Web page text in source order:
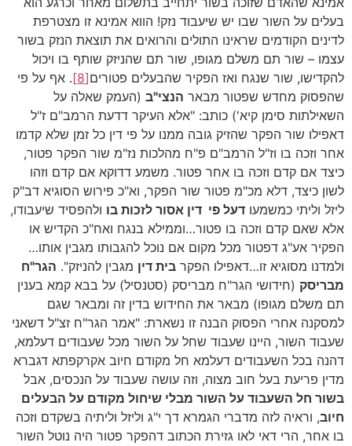
בעלים על השור שבו יש שיעבוד נזק! הווא אמינא זו מצטרפת
לדינים הקודמים שראינו התולים והרואים את תוצאת הנזק בשור
עצמו – שור תם משלם מגופו, שור תם שהניזק שותף בו ויכול
להקדישו, שור שנגח ואז הפקיר שהבעלים פטורים[8]
. אף על פי
שהפסוק מחדש שפטור מבאר הנצי"ב (העמק שאלה על
השאילתות סימן קיא') כותב: "אלא העיקר דדעת הרמב"ם ז"ל
דאפילו שור הפקר שהזיק גובה ממנו על פי דין כל זמן שלא קדמו
אחר וזכה בו וז"ל הרמב"ם פ"ח מהלכות נז"מ שור הפקר פטור,
כיצד אם קדם וזכה בו אחר פטור. משמע דדוקא אם קדם וזהו
לשון כיצד, דלא מכ"מ פטור שור הפקר, וא"כ פירוש הסוגיא דב"ק
ליזל וליתי כמשמעו דעל פי דין אסור לזכות בו ולהפסיד שיעבודו,
אלא שאם קדם וזכה בו פטור…וממילא בנגח ואח"כ הקדיש או
הפקיר אע"ג דפטור מכל מקום אם נוכל להגבותו מגבין אותו…
ולמדנו מסוגיא זו…דאפילו הפקר בית דין מגבין להניזק". הגר"ח
מבריסק (חידושי הגר"ח מבריסק (סטנסיל) על בבא קמא בענין
תם משלם מגופו) מבאר את החידוש בדין זה ומבאר שגם
למסקנה אחרי הפסוק הבנה זו נשארת: "אמר הגר"ח זצ"ל דשאני
שעבוד השור, היינו שעבוד שחל על השור מכל שעבודים דעלמא,
דהנה בכל השעבודים דעלמא חל מקודם חיוב אקרקפתא דגברא
מדין פריעת בעל חוב מצוה, וזה עושה שעבוד על הנכסים, אבל
בשור חל השעבוד על השור מבלי שיחול מקודם על הבעלים
חיוב, וראיה לזה מדברי הגמרא דך י"ג וליזל וליתיה בשקדם וזכה
בו אחר, הרי דאי לאו גזירת הכתוב דהפקר פטור היה נוטל השור